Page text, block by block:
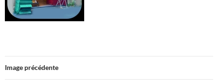
Image précédente